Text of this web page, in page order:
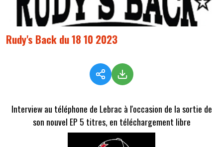
Rudy's Back du 18 10 2023
Interview au téléphone de Lebrac à l'occasion de la sortie de
son nouvel EP 5 titres, en téléchargement libre